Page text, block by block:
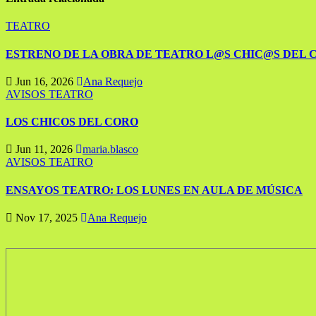
TEATRO
ESTRENO DE LA OBRA DE TEATRO L@S CHIC@S DEL
Jun 16, 2026
Ana Requejo
AVISOS TEATRO
LOS CHICOS DEL CORO
Jun 11, 2026
maria.blasco
AVISOS TEATRO
ENSAYOS TEATRO: LOS LUNES EN AULA DE MÚSICA
Nov 17, 2025 Ana Requejo